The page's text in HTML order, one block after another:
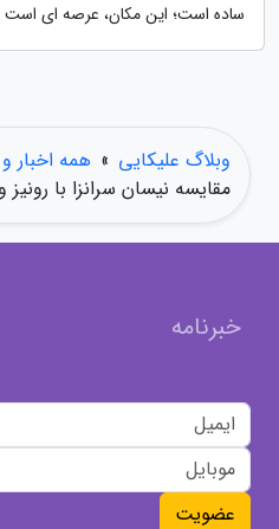
ساده است؛ این مکان، عرصه ای است
وبلاگ علیکایی » همه اخبار
مقایسه نیسان سرانزا با رونیز
خبرنامه
عضویت